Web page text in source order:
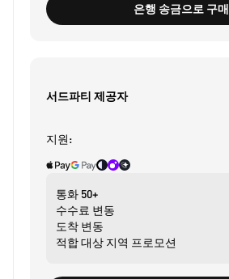
은행 송금으로 구매
서드파티 제공자
지원:
통화 50+
수수료 변동
도착 변동
적합 대상 지역 프로모션